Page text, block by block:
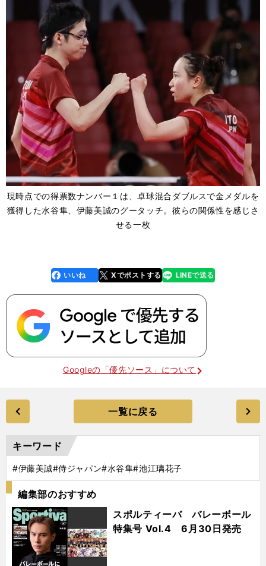
現時点での得票数ナンバー１は、卓球混合ダブルスで金メダルを
獲得した水谷隼、伊藤美誠のグータッチ。彼らの関係性を感じさ
せる一枚
faceboo
k
いいね Xでポストする
line LINEで送る
Googleの「優先ソース」について
一覧に戻る
キーワード
#伊藤美誠#侍ジャパン#水谷隼#池江璃花子
編集部のおすすめ
スポルティーバ バレーボール
特集号 Vol.4 6月30日発売